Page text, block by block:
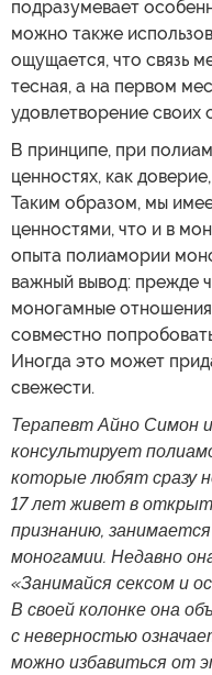
подразумевает
можно также
ощущается, что связь
тесная, а на первом
удовлетворение своих
В принципе, при
ценностях, как
Таким образом, мы
ценностями, что и в
опыта полиамории
важный вывод: прежде
моногамные
совместно
Иногда это может
свежести.
Терапевт Айно Симон
консультирует
которые любят сразу
17 лет живет в
признанию,
моногамии. Недавно
«Занимайся сексом и
В своей колонке она
с неверностью
можно избавиться от